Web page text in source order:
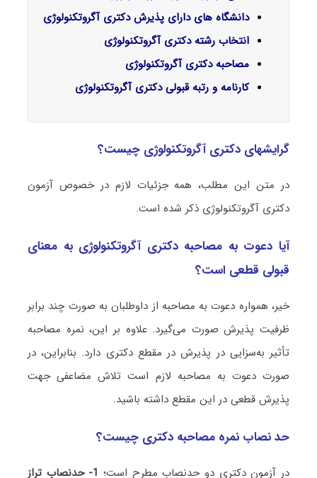
دانشگاه های دارای پذیرش دکتری آگروتکنولوژی
انتخاب رشته دکتری آگروتکنولوژی
مصاحبه دکتری آگروتکنولوژی
کارنامه و رتبه قبولی دکتری آگروتکنولوژی
گرایشهای دکتری آگروتکنولوژی چیست؟
در متن این مطلب، همه جزئیات لازم در خصوص آزمون
دکتری آگروتکنولوژی ذکر شده است.
آیا دعوت به مصاحبه دکتری آگروتکنولوژی به معنای
قبولی قطعی است؟
خیر، همواره دعوت به مصاحبه از داوطلبان به صورت چند برابر
ظرفیت پذیرش صورت می‌گیرد. علاوه بر این، نمره مصاحبه
تأثیر به‌سزایی در پذیرش در مقطع دکتری دارد. بنابراین، در
صورت دعوت به مصاحبه لازم است تلاش مضاعفی جهت
پذیرش قطعی در این مقطع داشته باشید.
حد نصاب نمره مصاحبه دکتری چیست؟
در آزمون دکتری دو حدنصاب مطرح است؛
1- حدنصاب تراز